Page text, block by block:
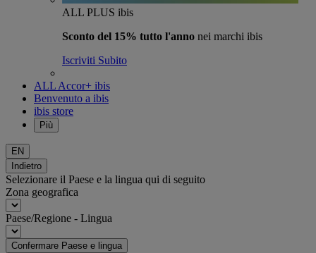
ALL PLUS ibis
Sconto del 15% tutto l'anno nei marchi ibis
Iscriviti Subito
ALL Accor+ ibis
Benvenuto a ibis
ibis store
Più
EN
Indietro
Selezionare il Paese e la lingua qui di seguito
Zona geografica
Paese/Regione - Lingua
Confermare Paese e lingua